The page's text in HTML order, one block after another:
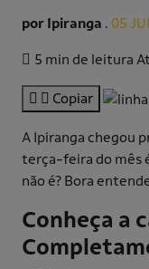
por Ipiranga . 05
5 min de leitura
Copiar
A Ipiranga chegou
terça-feira do mês
não é? Bora
Conheça a